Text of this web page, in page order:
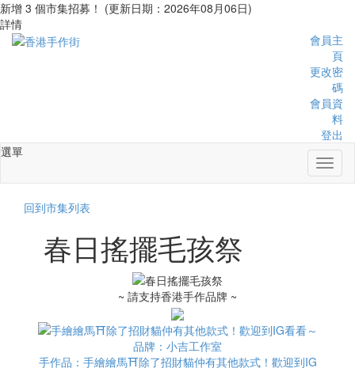
新增 3 個市集招募！ (更新日期：2026年08月06日)
詳情
會員主
頁
更改密
碼
會員資
料
登出
選單
回到市集列表
春日搖擺毛孩祭
~ 請支持香港手作品牌 ~
品牌：小吉工作室
手作品：手繪繪馬⛩️除了招財貓仲有其他款式！歡迎到IG